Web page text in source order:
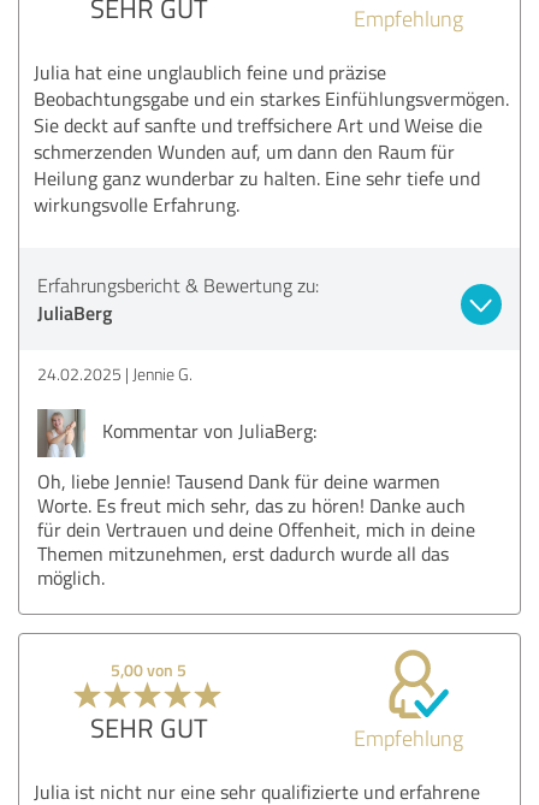
Empfehlung
Julia hat eine unglaublich feine und präzise
Beobachtungsgabe und ein starkes Einfühlungsvermögen.
Sie deckt auf sanfte und treffsichere Art und Weise die
schmerzenden Wunden auf, um dann den Raum für
Heilung ganz wunderbar zu halten. Eine sehr tiefe und
wirkungsvolle Erfahrung.
Erfahrungsbericht & Bewertung zu:
JuliaBerg
24.02.2025 Jennie G.
Kommentar von JuliaBerg:
Oh, liebe Jennie! Tausend Dank für deine warmen
Worte. Es freut mich sehr, das zu hören! Danke auch
für dein Vertrauen und deine Offenheit, mich in deine
Themen mitzunehmen, erst dadurch wurde all das
möglich.
5,00 von 5
SEHR GUT Empfehlung
Julia ist nicht nur eine sehr qualifizierte und erfahrene